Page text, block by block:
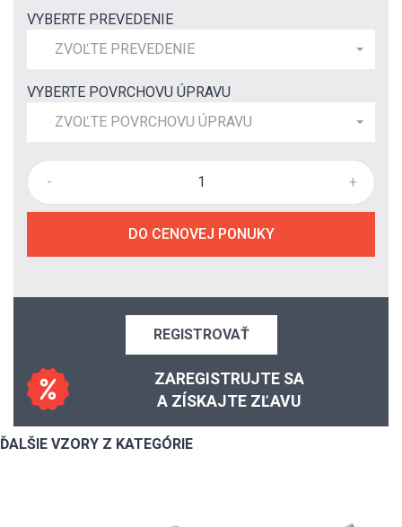
VYBERTE PREVEDENIE
ZVOĽTE PREVEDENIE
VYBERTE POVRCHOVU ÚPRAVU
ZVOĽTE POVRCHOVU ÚPRAVU
- +
DO CENOVEJ PONUKY
REGISTROVAŤ
ZAREGISTRUJTE SA
A ZÍSKAJTE ZĽAVU
ĎALŠIE VZORY Z KATEGÓRIE